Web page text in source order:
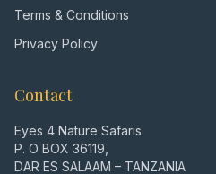
Terms & Conditions
Privacy Policy
Contact
Eyes 4 Nature Safaris
P. O BOX 36119,
DAR ES SALAAM – TANZANIA